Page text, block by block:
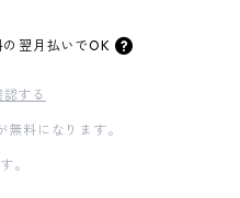
翌月払いでOK
する
料になります。
。